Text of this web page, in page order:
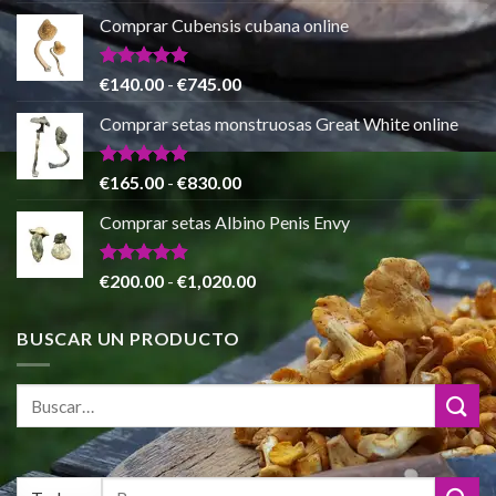
de 5
precio
original
era:
€80.00.
precio
actual
€55.00.
Comprar Cubensis cubana online
Valorado
con
5.00
de 5
€140.00-€745.00Rango
de
precios:
desde
€140.00
hasta
€745.00
Comprar setas monstruosas Great White online
Valorado
de 5
€165.00 - €830.00Rango
precios:
€165.00
€830.00
Comprar setas Albino Penis Envy
Valorado
€200.00 - €1,020.00Rango
precios:
desde
€200.00
BUSCAR UN PRODUCTO
Buscar